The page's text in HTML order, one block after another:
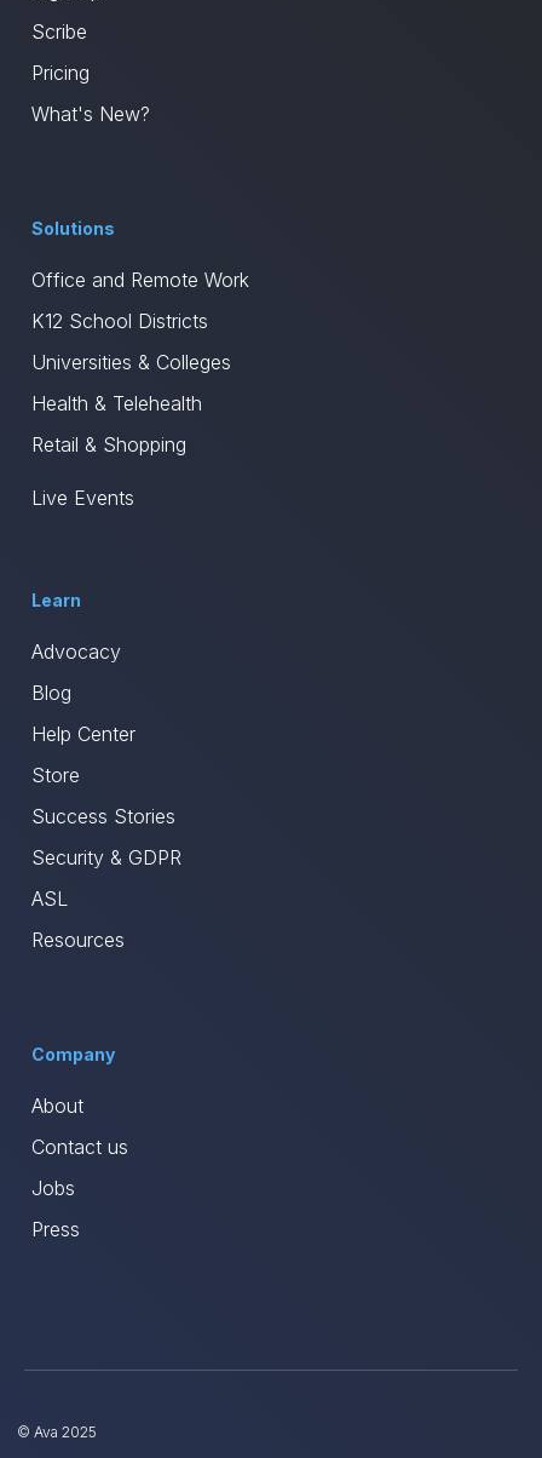
Scribe
Pricing
What's New?
Solutions
Office and Remote Work
K12 School Districts
Universities & Colleges
Health & Telehealth
Retail & Shopping
Live Events
Learn
Advocacy
Blog
Help Center
Store
Success Stories
Security & GDPR
ASL
Resources
Company
About
Contact us
Jobs
Press
© Ava 2025